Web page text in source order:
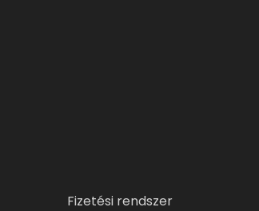
Fizetési rendszer